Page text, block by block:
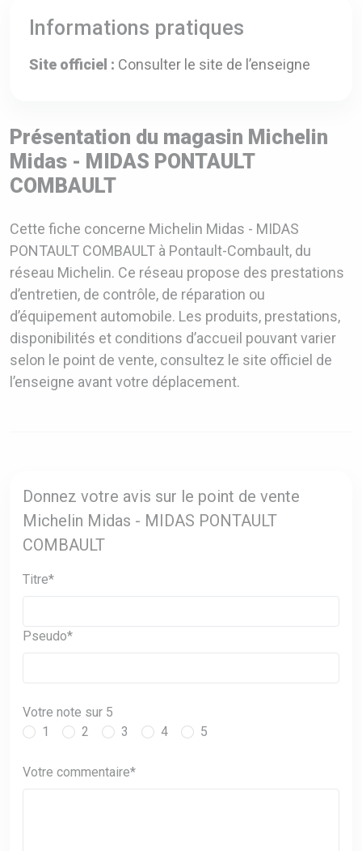
Informations pratiques
Site officiel : Consulter le site de l’enseigne
Présentation du magasin Michelin
Midas - MIDAS PONTAULT
COMBAULT
Cette fiche concerne Michelin Midas - MIDAS
PONTAULT COMBAULT à Pontault-Combault, du
réseau Michelin. Ce réseau propose des prestations
d’entretien, de contrôle, de réparation ou
d’équipement automobile. Les produits, prestations,
disponibilités et conditions d’accueil pouvant varier
selon le point de vente, consultez le site officiel de
l’enseigne avant votre déplacement.
Donnez votre avis sur le point de vente
Michelin Midas - MIDAS PONTAULT
COMBAULT
Titre*
Pseudo*
Votre note sur 5
1
2 3 4 5
Votre commentaire*